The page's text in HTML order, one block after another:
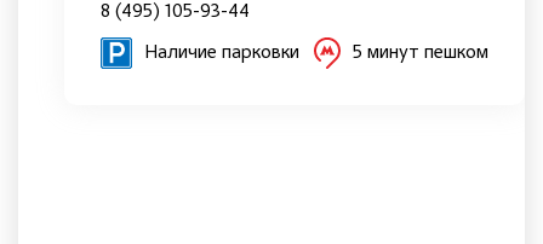
8 (495) 105-93-44
Наличие парковки 5 минут пешком